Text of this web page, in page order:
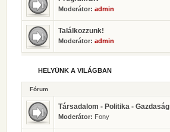
Moderátor: admin
Találkozzunk!
Moderátor: admin
HELYÜNK A VILÁGBAN
Fórum
Társadalom - Politika - Gazdaság
Moderátor: Fony